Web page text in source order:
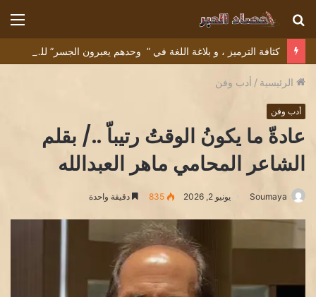
بحث
عن
كثافة الترميز ، و بلاغة اللغة في ” وحدهم يعبرون الجسر” للشاعر التونسي البشير عبيد
الرئيسية / أدب وفن
أدب وفن
عادةّ ما يكونُ الوقتُ رتيباّ ../ بقلم
الشاعر المحامي ماهر العبدالله
Soumaya يونيو 2, 2026 835 دقيقة واحدة